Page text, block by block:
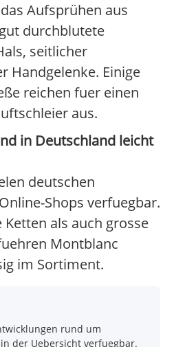
Aufsprühen aus
durchblutete
seitlicher
Handgelenke. Einige
reichen fuer einen
aus.
in Deutschland leicht
deutschen
Shops verfuegbar.
als auch grosse
Montblanc
im Sortiment.
rund um
der Uebersicht verfuegbar.